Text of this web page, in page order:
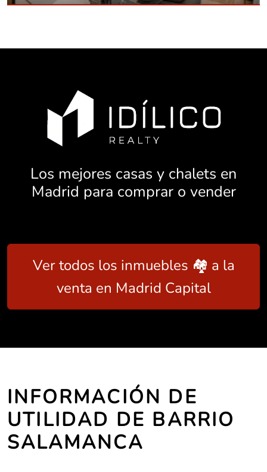
Los mejores casas y chalets en
Madrid para comprar o vender
Ver todos los inmuebles 🏘️ a la
venta en Madrid Capital
INFORMACIÓN DE
UTILIDAD DE BARRIO
SALAMANCA